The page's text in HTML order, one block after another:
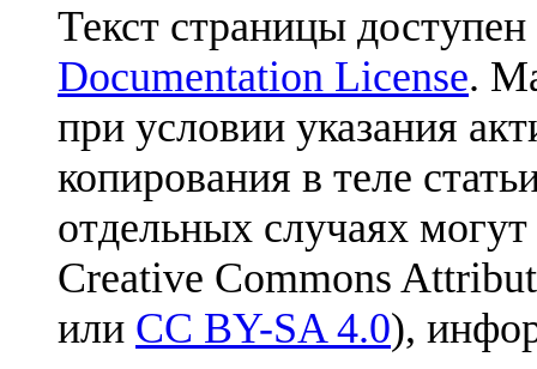
Текст страницы
Documentation License.
при условии указания
копирования в теле
отдельных случаях
Creative Commons
или CC BY-SA 4.0),